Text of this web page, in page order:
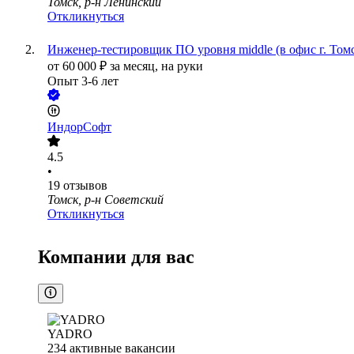
Откликнуться
Инженер-тестировщик ПО уровня middle (в офис г.
от 60 000 ₽ за месяц, на руки
Опыт 3-6 лет
ИндорСофт
4.5
•
19 отзывов
Томск, р-н Советский
Откликнуться
Компании для вас
YADRO
234 активные вакансии